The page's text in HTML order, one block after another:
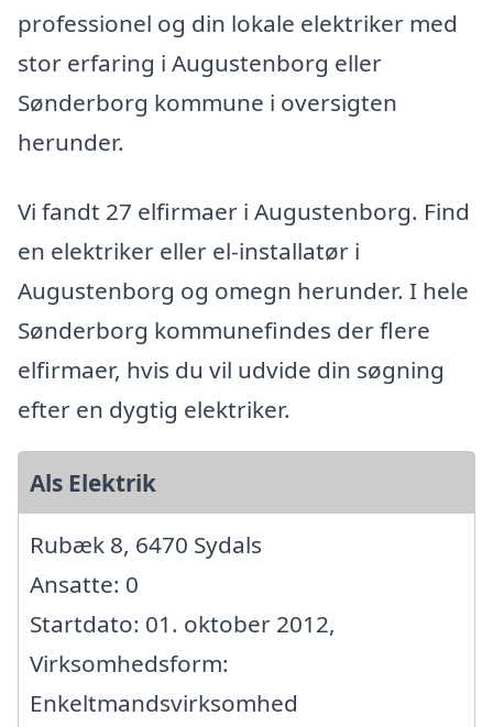
professionel og din lokale elektriker med
stor erfaring i Augustenborg eller
Sønderborg kommune i oversigten
herunder.
Vi fandt 27 elfirmaer i Augustenborg. Find
en elektriker eller el-installatør i
Augustenborg og omegn herunder. I hele
Sønderborg kommunefindes der flere
elfirmaer, hvis du vil udvide din søgning
efter en dygtig elektriker.
Als Elektrik
Rubæk 8, 6470 Sydals
Ansatte: 0
Startdato: 01. oktober 2012,
Virksomhedsform:
Enkeltmandsvirksomhed